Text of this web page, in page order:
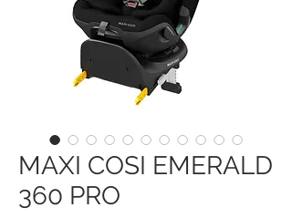
MAXI COSI EMERALD
360 PRO